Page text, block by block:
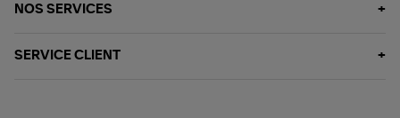
NOS SERVICES
SERVICE CLIENT